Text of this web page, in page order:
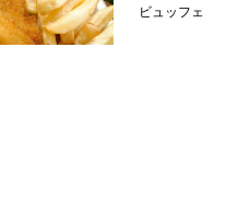
ビュッフェ